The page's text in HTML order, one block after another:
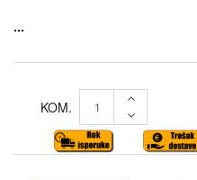
...
KOM.